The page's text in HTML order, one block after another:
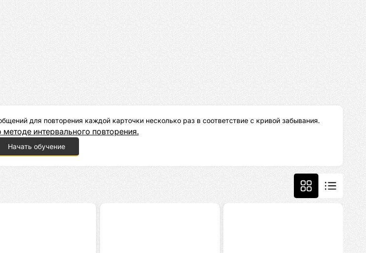
для повторения каждой карточки несколько раз в соответствие с кривой забывания.
интервального повторения.
Начать обучение